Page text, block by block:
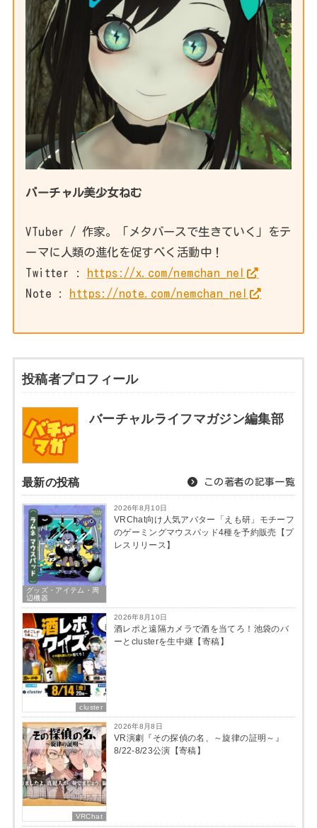
バーチャル美少女ねむ
VTuber / 作家。「メタバースで生きていく」をテ
ーマに人類の進化を促すべく活動中！
Twitter : https://x.com/nemchan_nel
Note : https://note.com/nemchan_nel
投稿者プロフィール
バーチャルライフマガジン編集部
最新の投稿 この著者の記事一覧
グッズ・アイテム・周
辺機器
2026年8月10日
VRChat向け人気アバター「えも研」モチーフ
のゲーミングマウスパッド4種を予約販売【プ
レスリリース】
cluster
2026年8月10日
酒レポと遠隔カメラで酒を当てろ！池袋のバ
ーとclusterを生中継【寄稿】
VRChat
2026年8月8日
VR演劇『その探偵の名、～旋律の証明～』
8/22-8/23公演【寄稿】